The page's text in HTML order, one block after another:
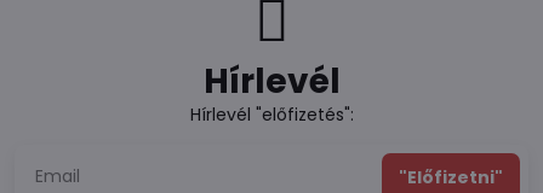
Hírlevél
Hírlevél "előfizetés":
"Előfizetni"